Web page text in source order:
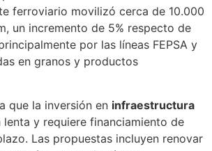
ferroviario movilizó cerca de 10.000
un incremento de 5% respecto de
por las líneas FEPSA y
en granos y productos
que la inversión en infraestructura
lenta y requiere financiamiento de
Las propuestas incluyen renovar